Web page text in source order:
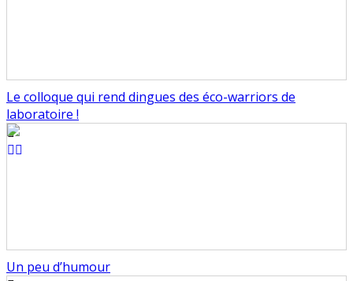
Le colloque qui rend dingues des éco-warriors de
laboratoire !
Un peu d’humour